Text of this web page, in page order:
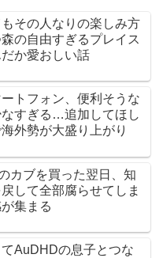
その人なりの楽しみ方
の自由すぎるプレイス
か愛おしい話
トフォン、便利そうな
すぎる…追加してほし
外勢が大盛り上がり
カブを買った翌日、知
して全部腐らせてしま
集まる
AuDHDの息子とつな